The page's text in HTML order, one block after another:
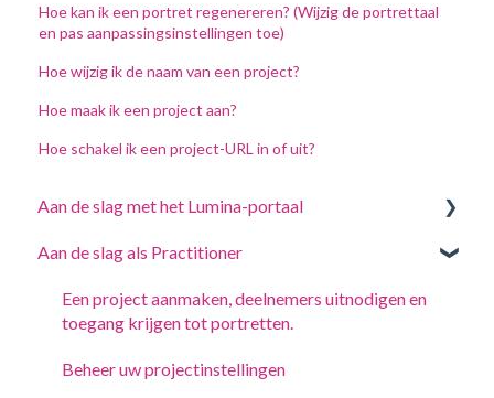
Hoe kan ik een portret regenereren? (Wijzig de portrettaal
en pas aanpassingsinstellingen toe)
Hoe wijzig ik de naam van een project?
Hoe maak ik een project aan?
Hoe schakel ik een project-URL in of uit?
Aan de slag met het Lumina-portaal
Beantwoord een vragenlijst of voltooi een taak
Log in op uw account
Aan de slag als Practitioner
Een project aanmaken, deelnemers uitnodigen en
toegang krijgen tot portretten.
Beheer uw projectinstellingen